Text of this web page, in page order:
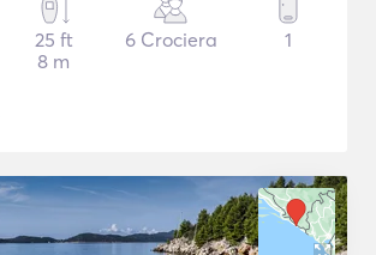
25 ft
8 m
6 Crociera 1